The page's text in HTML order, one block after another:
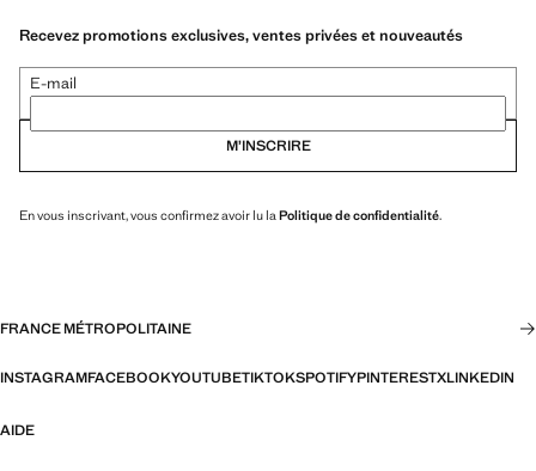
Recevez promotions exclusives, ventes privées et nouveautés
E-mail
M’INSCRIRE
En vous inscrivant, vous confirmez avoir lu la Politique de confidentialité.
FRANCE MÉTROPOLITAINE
INSTAGRAMFACEBOOKYOUTUBETIKTOKSPOTIFYPINTERESTXLINKEDIN
AIDE